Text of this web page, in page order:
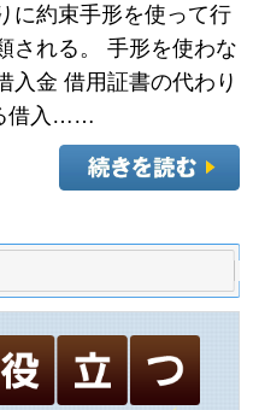
に約束手形を使って行
される。 手形を使わな
入金 借用証書の代わり
借入……